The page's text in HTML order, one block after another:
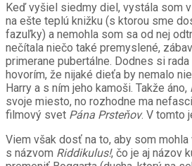
Keď vyšiel siedmy diel, vystála som
na ešte teplú knižku (s ktorou sme
fazuľky) a nemohla som sa od nej
nečítala niečo také premyslené,
primerane pubertálne. Dodnes si
hovorím, že nijaké dieťa by nemalo
Harry a s ním jeho kamoši. Takže áno,
svoje miesto, no rozhodne ma
filmový svet Pána Prsteňov. V tomto
Viem však dosť na to, aby som
s názvom Riddikulus!, čo je aj názov